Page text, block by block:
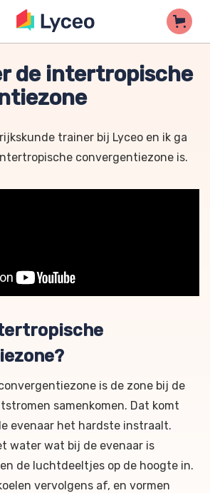
de intertropische
trainer bij Lyceo en ik ga
convergentiezone is.
is de zone bij de
samenkomen. Dat komt
evenaar het hardste instraalt.
water wat bij de evenaar is
de luchtdeeltjes op de hoogte in.
vervolgens af, en vormen